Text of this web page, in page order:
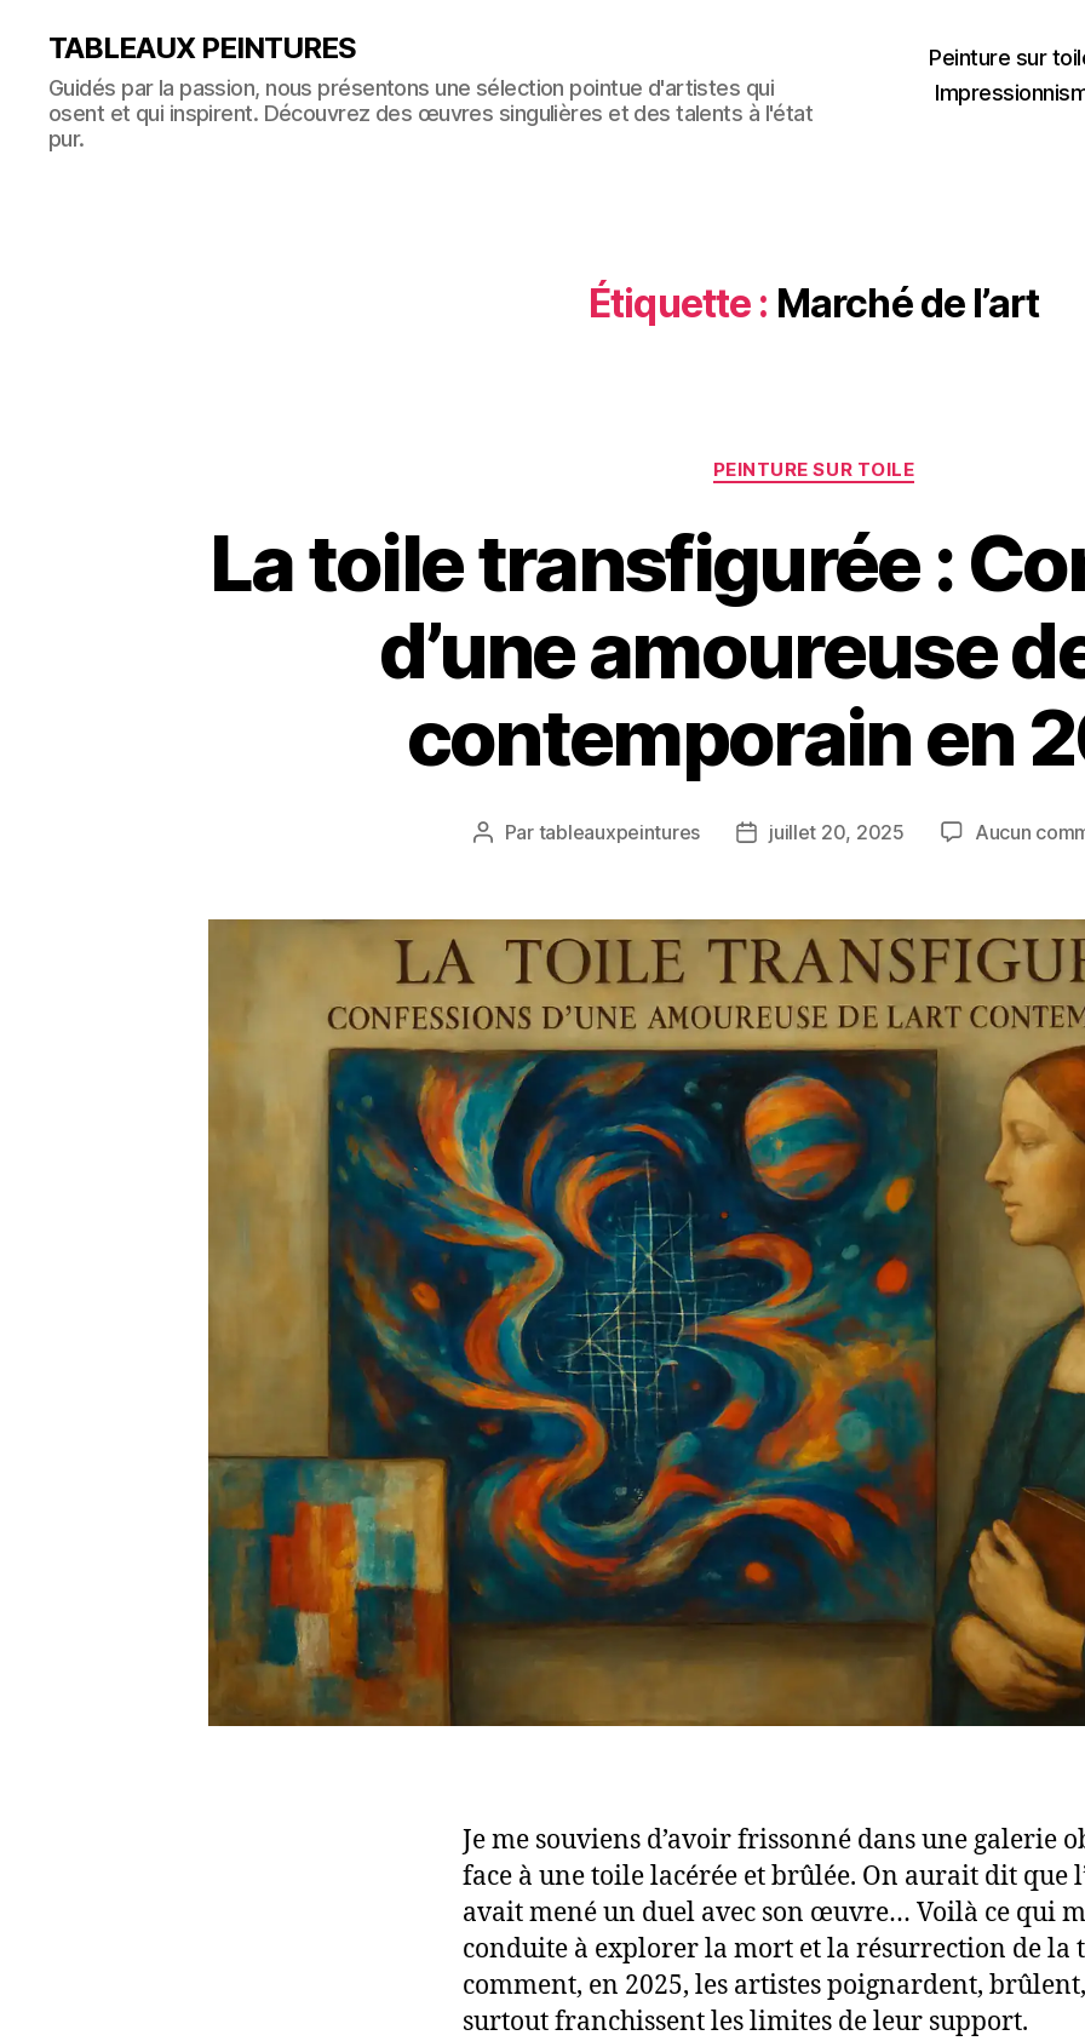
TABLEAUX PEINTURES
Guidés par la passion, nous présentons une sélection pointue d'artistes qui
osent et qui inspirent. Découvrez des œuvres singulières et des talents à l'état
pur.
Peinture sur
Étiquette : Marché de l’art
Catégories
PEINTURE SUR TOILE
La toile transfigurée :
d’une amoureuse
contemporain en
Auteur
Par tableauxpeintures
Datejuillet 20, 2025 Aucun
Je me souviens d’avoir frissonné dans une galerie
face à une toile lacérée et brûlée. On aurait dit que
avait mené un duel avec son œuvre… Voilà ce qui
conduite à explorer la mort et la résurrection de la
comment, en 2025, les artistes poignardent,
surtout franchissent les limites de leur support.